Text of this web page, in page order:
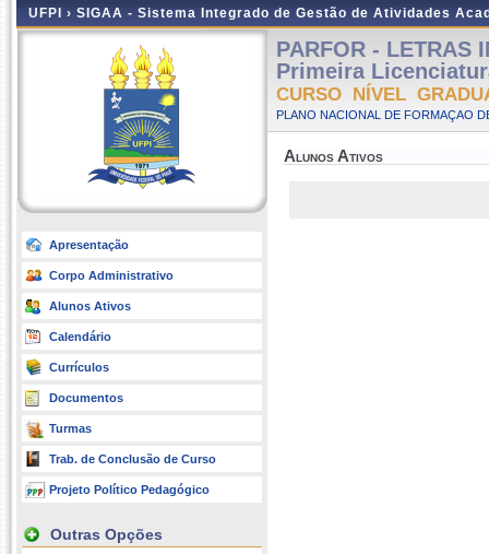
UFPI › SIGAA - Sistema Integrado de Gestão de Atividades
Apresentação
Corpo Administrativo
Alunos Ativos
Calendário
Currículos
Documentos
Turmas
Trab. de Conclusão de Curso
Projeto Político Pedagógico
Outras Opções
PARFOR - LETRAS
Primeira
CURSO NÍVEL
PLANO NACIONAL DE FORMAÇAO
Alunos Ativos